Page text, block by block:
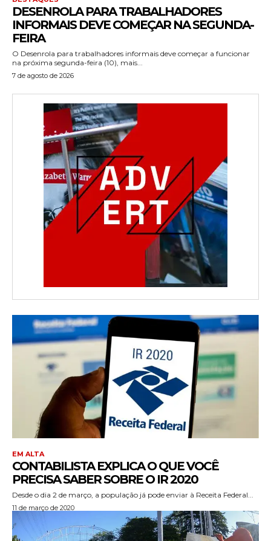
DESENROLA PARA TRABALHADORES
INFORMAIS DEVE COMEÇAR NA SEGUNDA-
FEIRA
O Desenrola para trabalhadores informais deve começar a funcionar
na próxima segunda-feira (10), mais...
7 de agosto de 2026
EM ALTA
CONTABILISTA EXPLICA O QUE VOCÊ
PRECISA SABER SOBRE O IR 2020
Desde o dia 2 de março, a população já pode enviar à Receita Federal...
11 de março de 2020